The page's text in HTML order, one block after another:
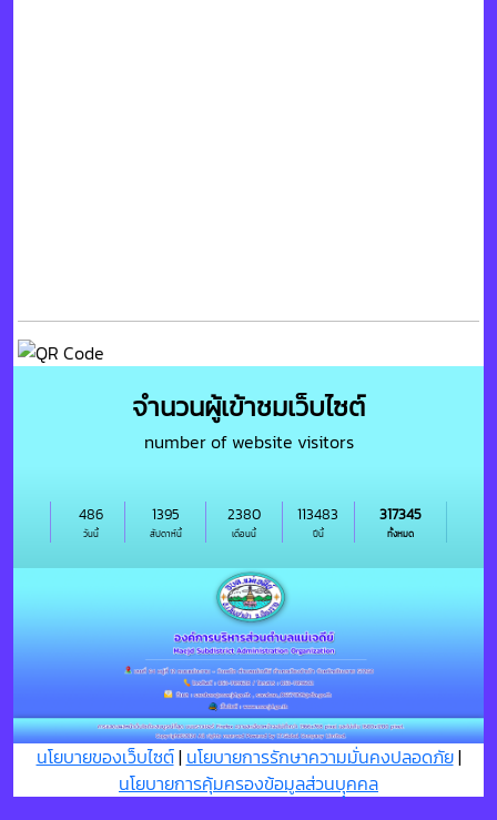
จำนวนผู้เข้าชมเว็บไซต์
number of website visitors
วันนี้
486
สัปดาห์นี้
1395
เดือนนี้
2380
ปีนี้
113483
ทั้งหมด
317345
นโยบายของเว็บไซต์| นโยบายการรักษาความมั่นคงปลอดภัย|
นโยบายการคุ้มครองข้อมูลส่วนบุุคคล